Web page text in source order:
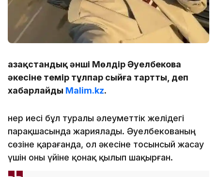
Қазақстандық әнші Мөлдір Әуелбекова
әкесіне темір тұлпар сыйға тартты, деп
хабарлайды Malim.kz.
Өнер иесі бұл туралы әлеуметтік желідегі
парақшасында жариялады. Әуелбекованың
сөзіне қарағанда, ол әкесіне тосынсый жасау
үшін оны үйіне қонақ қылып шақырған.